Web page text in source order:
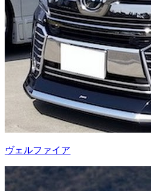
ヴェルファイア